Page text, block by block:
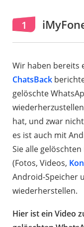
1
Wir haben bereits
ChatsBack
gelöschte
hat, und zwar
es ist auch mit
Sie alle
(Fotos, Videos,
Android-Speicher
wiederherstellen.
Hier ist ein Video